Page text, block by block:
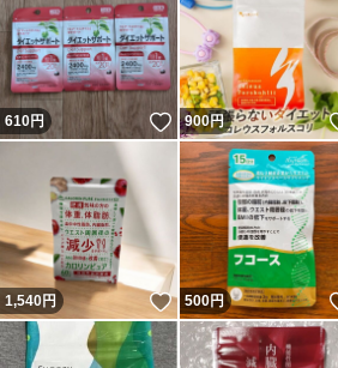
610円 いいね！
900円
1,540円 いいね！
500円